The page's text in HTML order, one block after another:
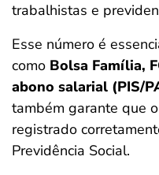
trabalhistas e
Esse número é
como Bolsa Família,
abono salarial (PIS/
também garante que
registrado
Previdência Social.